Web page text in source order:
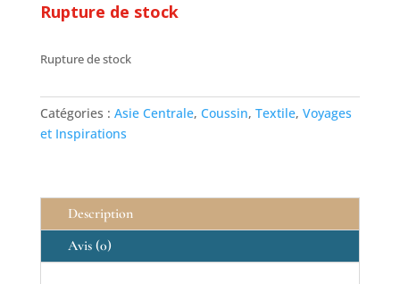
Rupture de stock
Rupture de stock
Catégories : Asie Centrale, Coussin, Textile, Voyages
et Inspirations
Description
Avis (0)